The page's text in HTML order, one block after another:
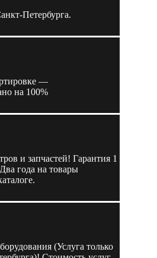
Петербурга.
—
на 100%
и запчастей! Гарантия 1
года на товары
(Услуга только